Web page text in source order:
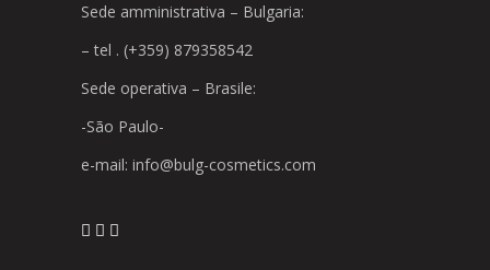
Sede amministrativa – Bulgaria:
– tel . (+359) 879358542
Sede operativa – Brasile:
-São Paulo-
e-mail: info@bulg-cosmetics.com